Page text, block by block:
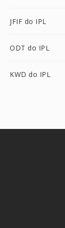
JFIF do IPL
ODT do IPL
KWD do IPL